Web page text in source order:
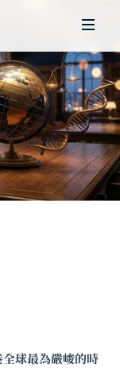
球最為嚴峻的時